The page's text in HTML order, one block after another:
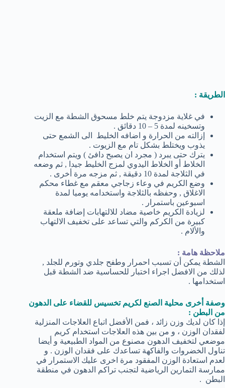
الطريقة :
في غلاية مزدوجة يتم خلط مسحوق الشطة مع الزيت
وتسخينه لمدة 5 – 10 دقائق .
إزالته من الحرارة و اضافه الخليط الى الشمع حتى
يذوب ويختلط بشكل تام مع الزيوت .
يترك حتى يبرد ( مجرد ان يصبح دافئ ) ويتم استخدام
الخلاط أو الخلاط اليدوي لمزج الخليط جيدا , ثم وضعه
في الثلاجة لمدة 10 دقيقة , ثم مزجه مرة أخرى .
وضع الكريم في وعاء زجاجي معقم مع غطاء محكم
الاغلاق , وحفظه بالثلاجة واستخدامه يوميا لمدة
اسبوعين باستمرار .
لزيادة الكريم خاصية مضاد للالتهابات إضافة ملعقة
كبيرة من الكركم والتي تساعد على تخفيف الالتهاب
والألام .
ملاحظة هامة :
الشطة يمكن أن تسبب احمرار وطفح جلدي وتورم للجلد ,
لذلك من الافضل اجراء اختبار للحساسية ضد الشطة قبل
استخدامها .
وصفة أخرى محلية الصنع لكريم تخسيس للقضاء على الدهون
من البطن :
إذا كان لديك وزن زائد ، فمن الأفضل اتباع العلاجات المنزلية
لفقدان الوزن ، و من بين هذه العلاجات استخدام كريم
موضعي لتخفيف الدهون مصنوع من المواد الطبيعية و أيضا
تناول الخضروات والفاكهة تساعدك على فقدان الوزن . و
لعدم استعادة الوزن المفقود مرة اخرى عليك الاستمرار في
ممارسة التمارين الرياضية لتجنب تراكم الدهون في منطقة
البطن .